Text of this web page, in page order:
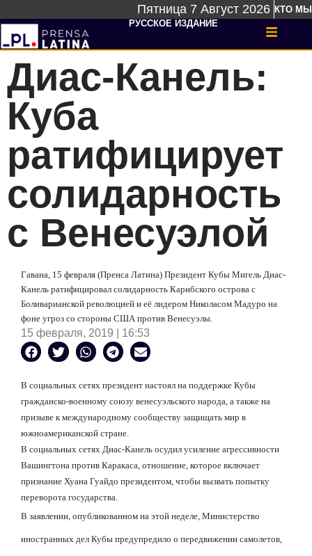
Пятница 7 Август 2026 КТО МЫ
РУССКОЕ ИЗДАНИЕ
Диас-Канель:
Куба
ратифицирует
солидарность
с Венесуэлой
Гавана, 15 февраля (Пренса Латина) Президент Кубы Мигель Диас-
Канель ратифицировал солидарность Карибского острова с
Боливарианской революцией и её лидером Николасом Мадуро на
фоне угроз со стороны США против Венесуэлы.
15 февраля, 2019 | 16:53
В социальных сетях президент настоял на поддержке Кубы
гражданско-военному союзу венесуэльского народа, а также на
призыве к международному сообществу защищать мир в
южноамериканской стране.
В социальных сетях Диас-Канель осудил усиление агрессивности
Вашингтона против Каракаса, отношение, которое включает
признание Хуана Гуайдо президентом, чтобы вызвать попытку
переворота государства.
В заявлении, опубликованном на этой неделе, Министерство
иностранных дел Кубы предупредило о передвижении самолетов,